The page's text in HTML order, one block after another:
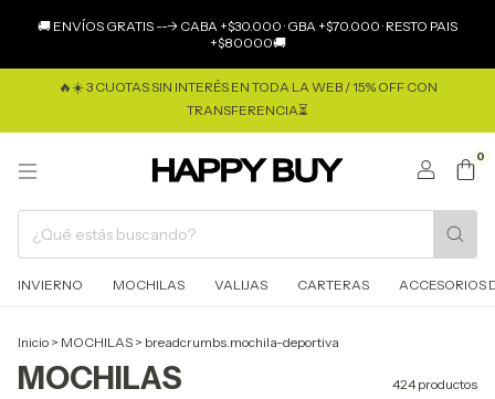
🚚 ENVÍOS GRATIS ---> CABA +$30.000 · GBA +$70.000 · RESTO PAIS
+$80000🚚
🔥☀️ 3 CUOTAS SIN INTERÉS EN TODA LA WEB / 15% OFF CON
TRANSFERENCIA⏳
0
INVIERNO MOCHILAS VALIJAS CARTERAS ACCESORIOS
Inicio > MOCHILAS > breadcrumbs.mochila-deportiva
MOCHILAS 424 productos